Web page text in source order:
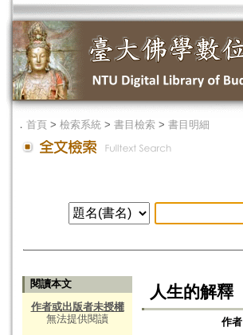
． 首頁 > 檢索系統 > 書目檢索 > 書目明細
閱讀本文
作者或出版者未授權
無法提供閱讀
人生的解釋
作者